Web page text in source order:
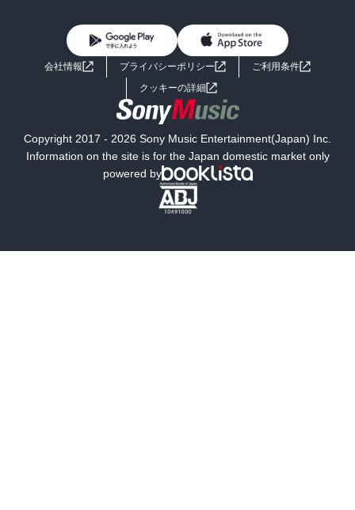
ライトノベル 男子向けラノベ
小説
海外小説
ミステリー SF
文学
よくあるご質問 お問い合わせ
会社情報 プライバシーポリシー
ご利用条件
クッキーの詳細
Copyright 2017 - 2026 Sony Music Entertainment(Japan) Inc.
Information on the site is for the Japan domestic market only
powered by